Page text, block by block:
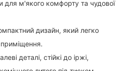
для м'якого комфорту та чудової
дизайн, який легко
приміщення.
деталі, стійкі до іржі,